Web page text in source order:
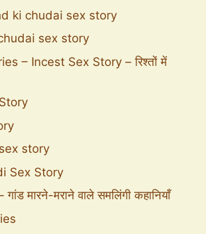
ki chudai sex story
sex story
– Incest Sex Story – रिश्तों में
story
Sex Story
मारने-मराने वाले समलिंगी कहानियाँ